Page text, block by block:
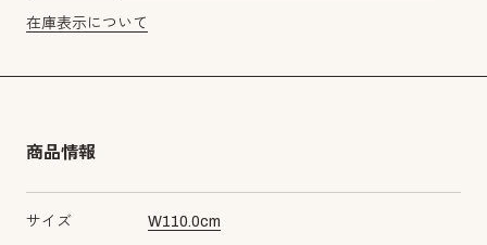
在庫表示について
商品情報
サイズ W110.0cm